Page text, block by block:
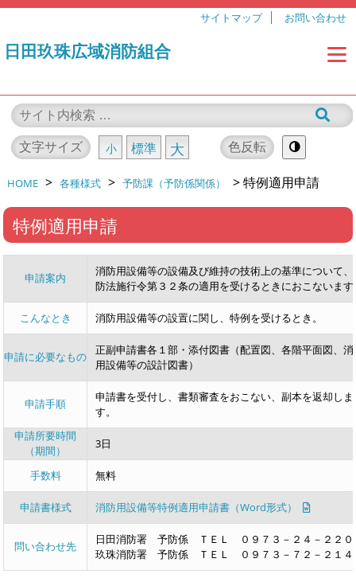
サイトマップ お問い合わせ
日田玖珠広域消防組合
文字サイズ 小 標準 大 色反転
HOME > 各種様式 > 予防課（予防係関係） >特例適用申請
特例適用申請
申請案内
消防用設備等の設備及び維持の技術上の基準について
防法施行令第３２条の適用を受けるときにおこないま
こんなとき 消防用設備等の設置に関し、特例を受けるとき。
申請に必要なもの
正副申請書各１部・添付図書（配置図、各階平面図、
用設備等の設計図書）
申請手順
申請書を受付し、書類審査をおこない、副本を返却しま
す。
申請所要時間
（期間）
3日
手数料 無料
申請書様式 消防用設備等特例適用申請書（Word形式）
問い合わせ先
日田消防署 予防係 ＴＥＬ ０９７３－２４－２２０
玖珠消防署 予防係 ＴＥＬ ０９７３－７２－２１４